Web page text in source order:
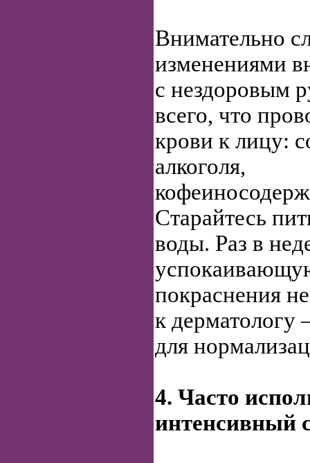
Внимательно
изменениями
с нездоровым
всего, что
крови к лицу:
алкоголя,
Старайтесь
воды. Раз в
покраснения
к дерматологу
для
4. Часто
интенсивный